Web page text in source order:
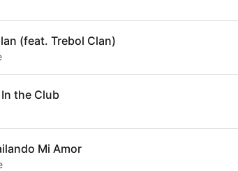
(feat. Trebol Clan)
the Club
Mi Amor